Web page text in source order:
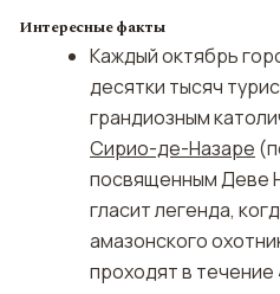
Интересные факты
Каждый октябрь
десятки тысяч
грандиозным
Сирио-де-Назаре
посвященным Деве
гласит легенда,
амазонского
проходят в течение